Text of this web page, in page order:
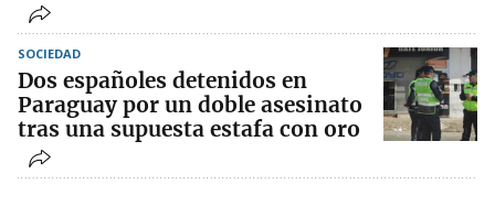
SOCIEDAD
Dos españoles detenidos en
Paraguay por un doble asesinato
tras una supuesta estafa con oro